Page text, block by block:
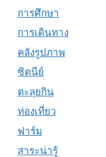
การศึกษา
การเดินทาง
คลังรูปภาพ
ซิดนีย์
ตะลุยกิน
ท่องเที่ยว
ฟาร์ม
สาระน่ารู้